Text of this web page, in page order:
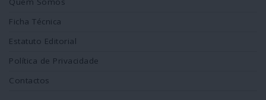
Ficha Técnica
Estatuto Editorial
Política de Privacidade
Contactos